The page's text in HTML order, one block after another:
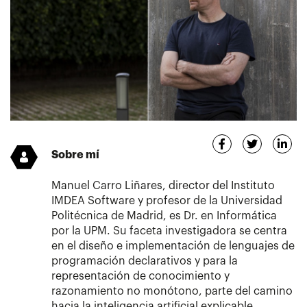
Sobre mí
Manuel Carro Liñares, director del Instituto
IMDEA Software y profesor de la Universidad
Politécnica de Madrid, es Dr. en Informática
por la UPM. Su faceta investigadora se centra
en el diseño e implementación de lenguajes de
programación declarativos y para la
representación de conocimiento y
razonamiento no monótono, parte del camino